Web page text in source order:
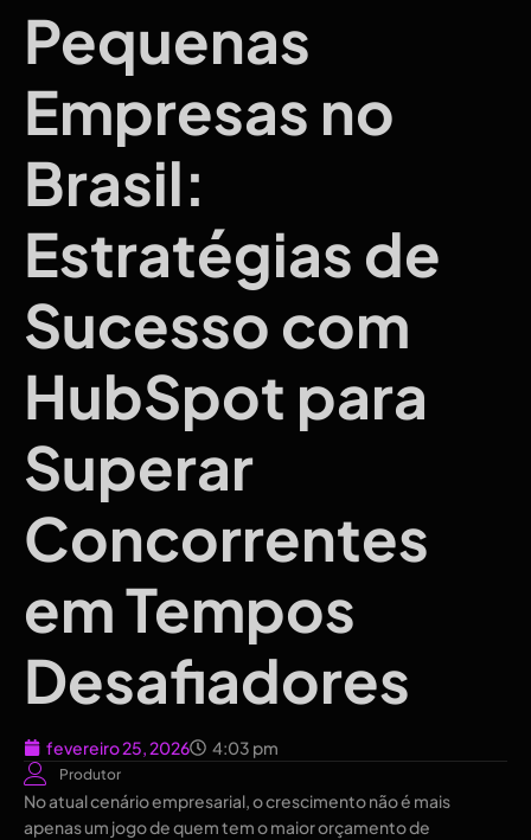
Pequenas
Empresas no
Brasil:
Estratégias de
Sucesso com
HubSpot para
Superar
Concorrentes
em Tempos
Desafiadores
fevereiro 25, 2026 4:03 pm
Produtor
No atual cenário empresarial, o crescimento não é mais
apenas um jogo de quem tem o maior orçamento de